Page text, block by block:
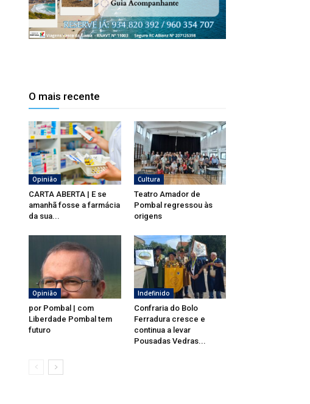
O mais recente
Opinião
CARTA ABERTA | E se
amanhã fosse a farmácia
da sua...
Cultura
Teatro Amador de
Pombal regressou às
origens
Opinião
por Pombal | com
Liberdade Pombal tem
futuro
Indefinido
Confraria do Bolo
Ferradura cresce e
continua a levar
Pousadas Vedras...